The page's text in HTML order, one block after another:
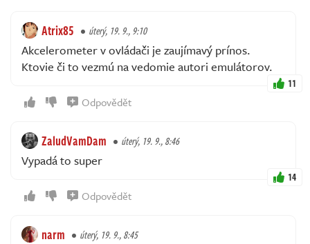
Atrix85 úterý, 19. 9., 9:10
Akcelerometer v ovládači je zaujímavý prínos.
Ktovie či to vezmú na vedomie autori emulátorov.
11
Odpovědět
ZaludVamDam úterý, 19. 9., 8:46
Vypadá to super
14
Odpovědět
narm úterý, 19. 9., 8:45